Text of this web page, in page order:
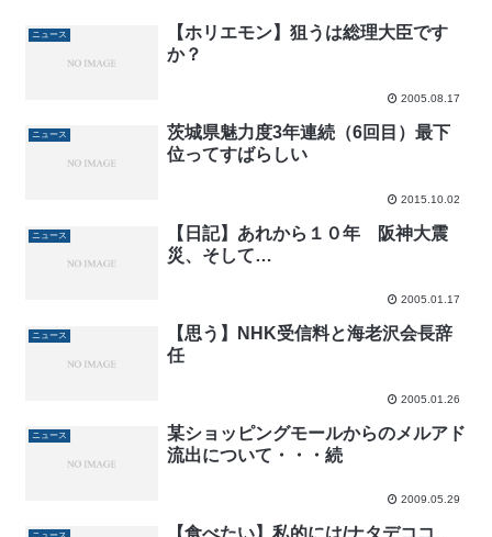
ニュース
【ホリエモン】狙うは総理大臣です
か？
2005.08.17
ニュース
茨城県魅力度3年連続（6回目）最下
位ってすばらしい
2015.10.02
ニュース
【日記】あれから１０年 阪神大震
災、そして…
2005.01.17
ニュース
【思う】NHK受信料と海老沢会長辞
任
2005.01.26
ニュース
某ショッピングモールからのメルアド
流出について・・・続
2009.05.29